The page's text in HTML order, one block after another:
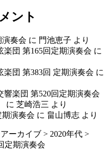
ント
演奏会 に 門池恵子 より
団 第165回定期演奏会 に
団 第383回 定期演奏会 に
楽団 第520回定期演奏会
に 芝崎浩三 より
期演奏会 に 畠山博志 より
ーカイブ > 2020年代 >
定期演奏会